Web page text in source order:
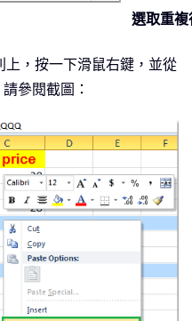
選取重
，按一下滑鼠右鍵，並從
參閱截圖：